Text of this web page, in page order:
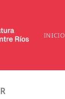
INICIO